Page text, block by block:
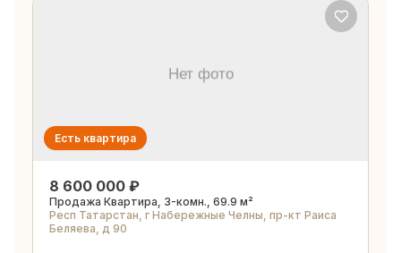
Есть квартира
8 600 000 ₽
Продажа Квартира, 3-комн., 69.9 м²
Респ Татарстан, г Набережные Челны, пр-кт Раиса
Беляева, д 90